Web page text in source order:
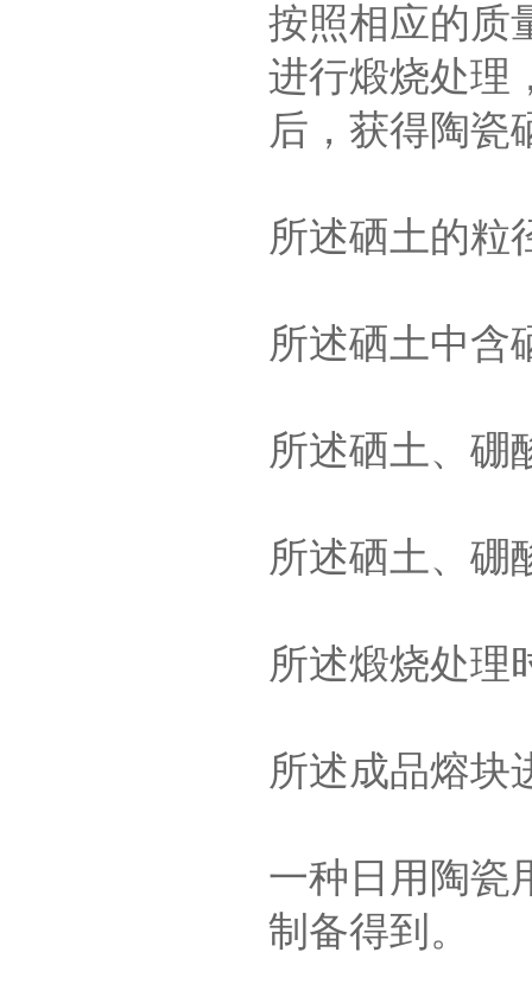
按照相应的质
进行煅烧处理
后，获得陶瓷
所述硒土的粒
所述硒土中含
所述硒土、硼
所述硒土、硼
所述煅烧处理
所述成品熔块
一种日用陶瓷
制备得到。